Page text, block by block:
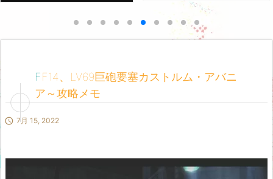
FF14、LV69巨砲要塞カストルム・アバニ
ア～攻略メモ
 7月 15, 2022